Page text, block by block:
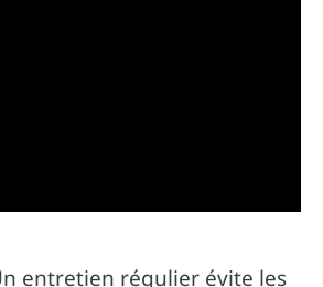
entretien régulier évite les